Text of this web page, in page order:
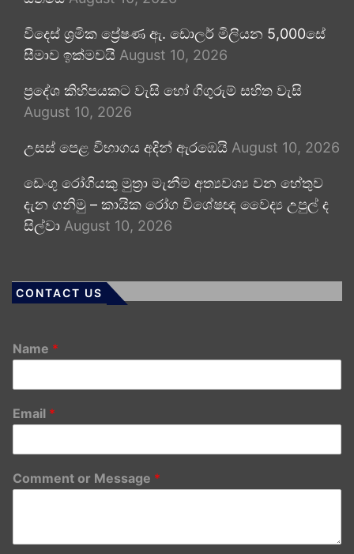
විදෙස් ශ්‍රමික ප්‍රේෂණ ඇ. ඩොලර් මිලියන 5,000සේ
සීමාව ඉක්මවයි August 10, 2026
ප්‍රදේශ කිහිපයකට වැසි හෝ ගිගුරුම් සහිත වැසි
August 10, 2026
උසස් පෙළ විභාගය අදින් ඇරඹෙයි August 10, 2026
ඩෙංගු රෝගියකු ⁣මුත්‍රා මැනීම අත්‍යවශ්‍ය වන හේතුව
දැන ගනිමු – කායික රෝග විශේෂඥ වෛද්‍ය උපුල් ද
සිල්වා August 10, 2026
CONTACT US
Name *
Email *
Comment or Message *